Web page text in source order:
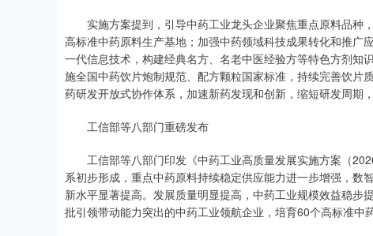
实施方案提到，引导中药工业龙头企业聚焦重点原料品种
高标准中药原料生产基地；加强中药领域科技成果转化和推
一代信息技术，构建经典名方、名老中医经验方等特色方剂
施全国中药饮片炮制规范、配方颗粒国家标准，持续完善饮
药研发开放式协作体系，加速新药发现和创新，缩短研发周期
工信部等八部门重磅发布
工信部等八部门印发《中药工业高质量发展实施方案（
系初步形成，重点中药原料持续稳定供应能力进一步增强，
新水平显著提高。发展质量明显提高，中药工业规模效益稳
批引领带动能力突出的中药工业领航企业，培育60个高标准中